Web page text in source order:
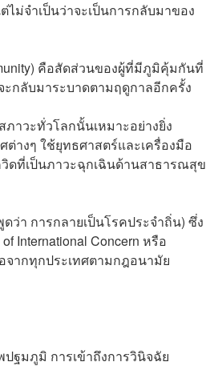
ม่จำเป็นว่าจะเป็นการกลับมาของ
คือสัดส่วนของผู้ที่มีภูมิคุ้มกันที่
กลับมาระบาดตามฤดูกาลอีกครั้ง
าวะทั่วโลกนั้นเหมาะอย่างยิ่ง
างๆ ใช้ยุทธศาสตร์และเครื่องมือ
ดที่เป็นภาวะฉุกเฉินด้านสาธารณสุข
า การกลายเป็นโรคประจำถิ่น) ซึ่ง
International Concern หรือ
จากทุกประเทศตามกฎอนามัย
ฐมภูมิ การเข้าถึงการวินิจฉัย